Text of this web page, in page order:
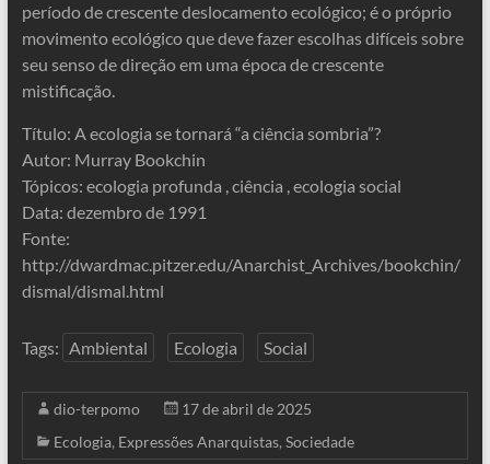
período de crescente deslocamento ecológico; é o próprio
movimento ecológico que deve fazer escolhas difíceis sobre
seu senso de direção em uma época de crescente
mistificação.
Título: A ecologia se tornará “a ciência sombria”?
Autor: Murray Bookchin
Tópicos: ecologia profunda , ciência , ecologia social
Data: dezembro de 1991
Fonte:
http://dwardmac.pitzer.edu/Anarchist_Archives/bookchin/
dismal/dismal.html
Tags: Ambiental Ecologia Social
dio-terpomo
17 de abril de 2025
Ecologia, Expressões Anarquistas,Sociedade